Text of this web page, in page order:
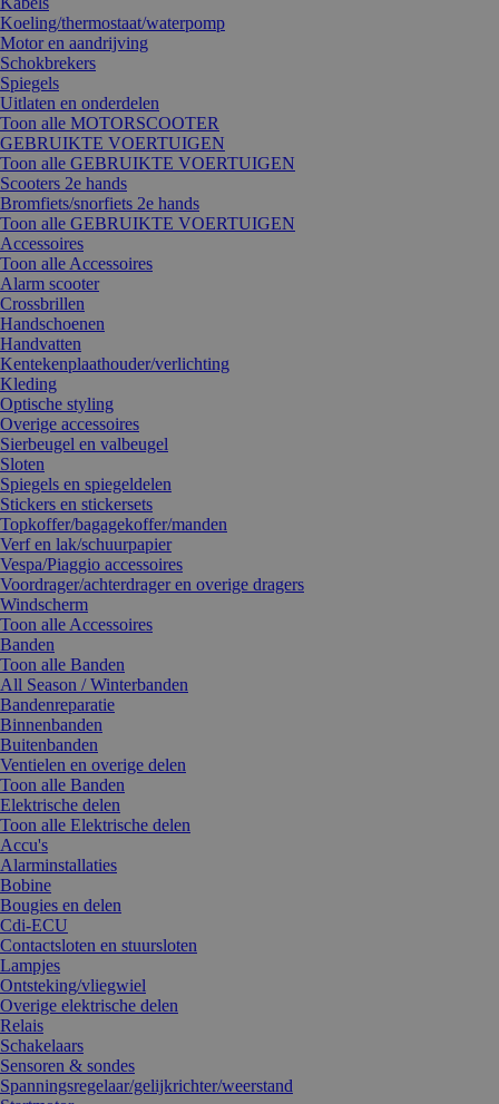
Koeling/thermostaat/waterpomp
Motor en aandrijving
Schokbrekers
Spiegels
Uitlaten en onderdelen
Toon alle MOTORSCOOTER
GEBRUIKTE VOERTUIGEN
Toon alle GEBRUIKTE VOERTUIGEN
Scooters 2e hands
Bromfiets/snorfiets 2e hands
Toon alle GEBRUIKTE VOERTUIGEN
Accessoires
Toon alle Accessoires
Alarm scooter
Crossbrillen
Handschoenen
Handvatten
Kentekenplaathouder/verlichting
Kleding
Optische styling
Overige accessoires
Sierbeugel en valbeugel
Sloten
Spiegels en spiegeldelen
Stickers en stickersets
Topkoffer/bagagekoffer/manden
Verf en lak/schuurpapier
Vespa/Piaggio accessoires
Voordrager/achterdrager en overige dragers
Windscherm
Toon alle Accessoires
Banden
Toon alle Banden
All Season / Winterbanden
Bandenreparatie
Binnenbanden
Buitenbanden
Ventielen en overige delen
Toon alle Banden
Elektrische delen
Toon alle Elektrische delen
Accu's
Alarminstallaties
Bobine
Bougies en delen
Cdi-ECU
Contactsloten en stuursloten
Lampjes
Ontsteking/vliegwiel
Overige elektrische delen
Relais
Schakelaars
Sensoren & sondes
Spanningsregelaar/gelijkrichter/weerstand